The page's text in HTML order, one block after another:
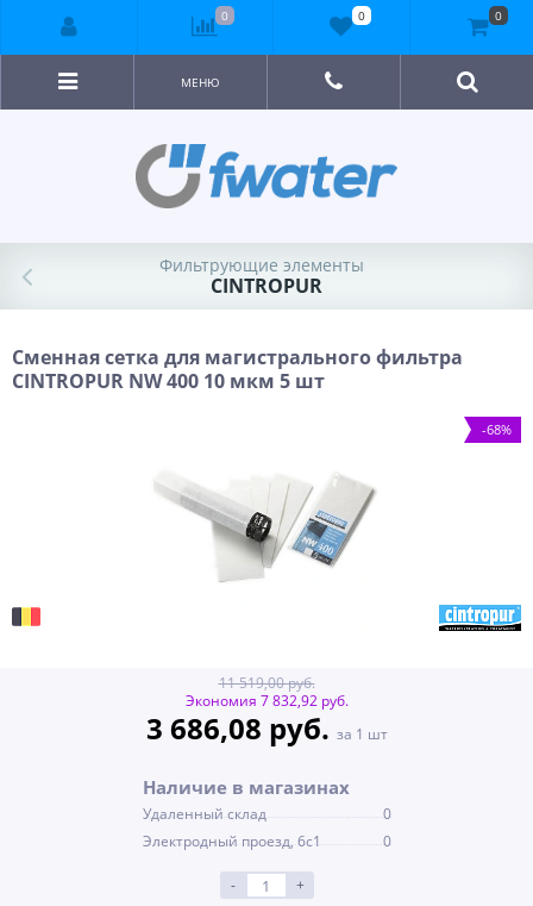
МЕНЮ
Фильтрующие элементы
CINTROPUR
Сменная сетка для магистрального фильтра
CINTROPUR NW 400 10 мкм 5 шт
-68%
11 519,00 руб.
Экономия 7 832,92 руб.
3 686,08 руб. за 1 шт
Наличие в магазинах
Удаленный склад
0
Электродный проезд, 6с1
0
- +
0 0 0